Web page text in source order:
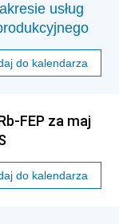
usług
do kalendarza
FEP za maj
do kalendarza